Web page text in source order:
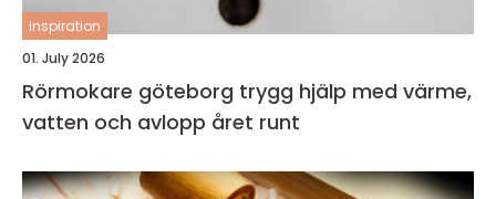
inspiration
01. July 2026
Rörmokare göteborg trygg hjälp med värme,
vatten och avlopp året runt